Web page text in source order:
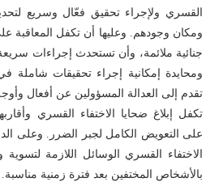
القسري ولإجراء تحقيق فعّال وسريع
ومكان وجودهم. وعليها أن تكفل المعاقبة
جنائية ملائمة، وأن تستحدث إجراءات
ومحايدة إمكانية إجراء تحقيقات شاملة
تقدم إلى العدالة المسؤولين عن أفعال
تكفل إبلاغ ضحايا الاختفاء القسري
على التعويض الكامل لجبر الضرر. وعلى
الاختفاء القسري الوسائل اللازمة
بالأشخاص المختفين بعد فترة زمنية مناسبة.